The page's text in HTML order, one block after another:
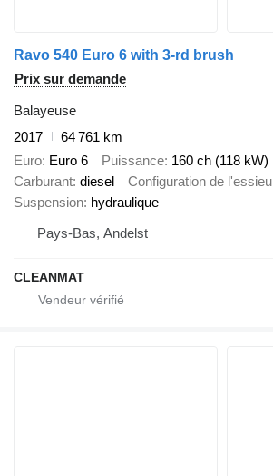
Ravo 540 Euro 6 with 3-rd brush
Prix sur demande
Balayeuse
2017
64 761 km
Euro Euro 6 Puissance 160 ch (118 kW)
Carburant diesel Configuration de l'essieu
Suspension hydraulique
Pays-Bas, Andelst
CLEANMAT